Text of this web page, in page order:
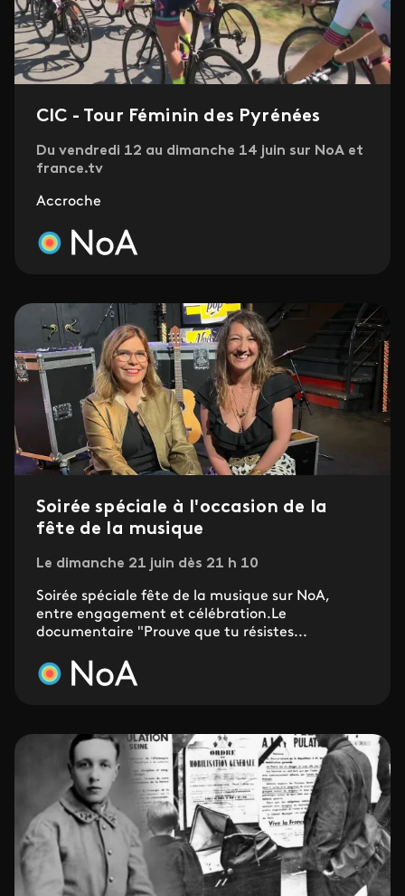
CIC - Tour Féminin des Pyrénées
Du vendredi 12 au dimanche 14 juin sur NoA et
france.tv
Accroche
Soirée spéciale à l'occasion de la
fête de la musique
Le dimanche 21 juin dès 21 h 10
Soirée spéciale fête de la musique sur NoA,
entre engagement et célébration.Le
documentaire "Prouve que tu résistes...